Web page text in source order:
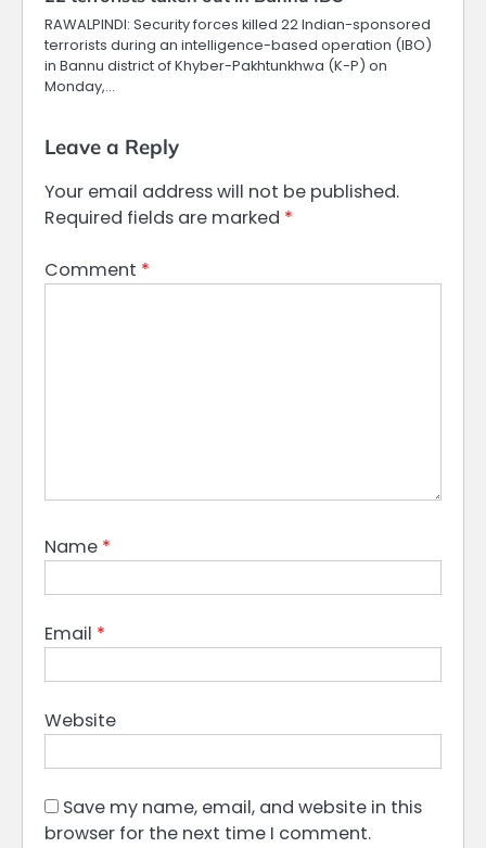
RAWALPINDI: Security forces killed 22 Indian-sponsored
terrorists during an intelligence-based operation (IBO)
in Bannu district of Khyber-Pakhtunkhwa (K-P) on
Monday,…
Leave a Reply
Your email address will not be published.
Required fields are marked *
Comment *
Name *
Email *
Website
Save my name, email, and website in this
browser for the next time I comment.